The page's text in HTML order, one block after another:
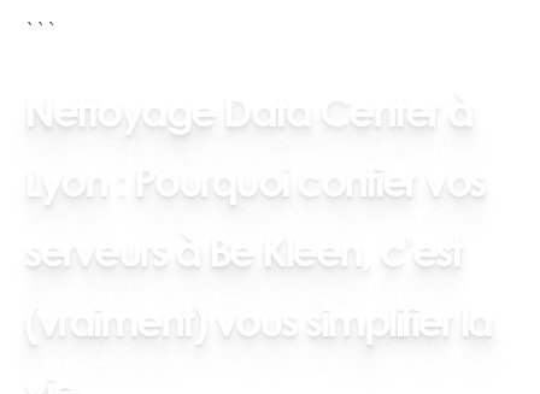
```
Nettoyage Data Center à
Lyon : Pourquoi confier vos
serveurs à Be Kleen, c’est
(vraiment) vous simplifier la